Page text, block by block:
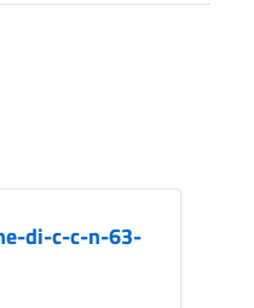
di-c-c-n-63-